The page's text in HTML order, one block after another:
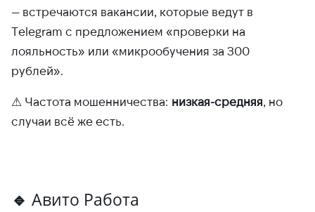
— встречаются вакансии, которые ведут в
Telegram с предложением «проверки на
лояльность» или «микрообучения за 300
рублей».
⚠ Частота мошенничества: низкая-средняя, но
случаи всё же есть.
🔹 Авито Работа